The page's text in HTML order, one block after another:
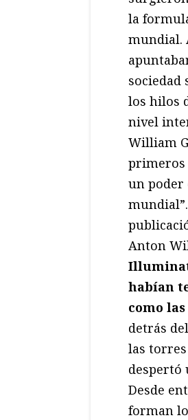
la
mundial.
sociedad
los hilos
nivel
William
primeros
un poder
Anton
habían
como
detrás
las
despertó
Desde
forman